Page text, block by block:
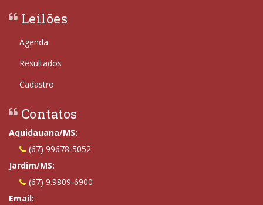
Leilões
Agenda
Resultados
Cadastro
Contatos
Aquidauana/MS:
(67) 99678-5052
Jardim/MS:
(67) 9.9809-6900
Email: